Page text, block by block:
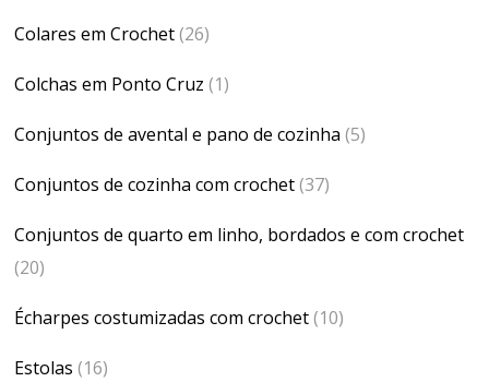
Colares em Crochet(26)
Colchas em Ponto Cruz (1)
Conjuntos de avental e pano de cozinha (5)
Conjuntos de cozinha com crochet(37)
Conjuntos de quarto em linho, bordados e com crochet
(20)
Écharpes costumizadas com crochet(10)
Estolas (16)